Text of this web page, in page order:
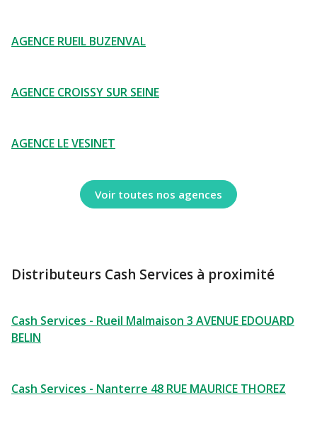
AGENCE RUEIL BUZENVAL
AGENCE CROISSY SUR SEINE
AGENCE LE VESINET
Voir toutes nos agences
Distributeurs Cash Services à proximité
Cash Services - Rueil Malmaison 3 AVENUE EDOUARD
BELIN
Cash Services - Nanterre 48 RUE MAURICE THOREZ